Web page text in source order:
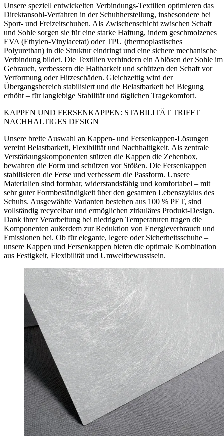
Unsere speziell entwickelten Verbindungs-Textilien optimieren das
Direktansohl-Verfahren in der Schuhherstellung, insbesondere bei
Sport- und Freizeitschuhen. Als Zwischenschicht zwischen Schaft
und Sohle sorgen sie für eine starke Haftung, indem geschmolzenes
EVA (Ethylen-Vinylacetat) oder TPU (thermoplastisches
Polyurethan) in die Struktur eindringt und eine sichere mechanische
Verbindung bildet. Die Textilien verhindern ein Ablösen der Sohle im
Gebrauch, verbessern die Haltbarkeit und schützen den Schaft vor
Verformung oder Hitzeschäden. Gleichzeitig wird der
Übergangsbereich stabilisiert und die Belastbarkeit bei Biegung
erhöht – für langlebige Stabilität und täglichen Tragekomfort.
KAPPEN UND FERSENKAPPEN: STABILITÄT TRIFFT
NACHHALTIGES DESIGN
Unsere breite Auswahl an Kappen- und Fersenkappen-Lösungen
vereint Belastbarkeit, Flexibilität und Nachhaltigkeit. Als zentrale
Verstärkungskomponenten stützen die Kappen die Zehenbox,
bewahren die Form und schützen vor Stößen. Die Fersenkappen
stabilisieren die Ferse und verbessern die Passform. Unsere
Materialien sind formbar, widerstandsfähig und komfortabel – mit
sehr guter Formbeständigkeit über den gesamten Lebenszyklus des
Schuhs. Ausgewählte Varianten bestehen aus 100 % PET, sind
vollständig recycelbar und ermöglichen zirkuläres Produkt-Design.
Dank ihrer Verarbeitung bei niedrigen Temperaturen tragen die
Komponenten außerdem zur Reduktion von Energieverbrauch und
Emissionen bei. Ob für elegante, legere oder Sicherheitsschuhe –
unsere Kappen und Fersenkappen bieten die optimale Kombination
aus Festigkeit, Flexibilität und Umweltbewusstsein.